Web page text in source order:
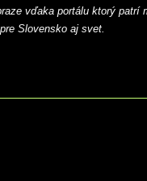
vďaka portálu ktorý patrí
Slovensko aj svet.